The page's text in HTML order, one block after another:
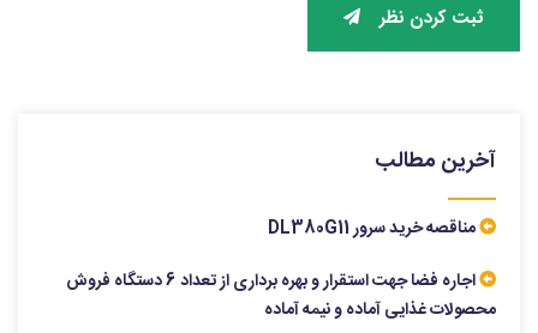
ثبت کردن نظر
آخرین مطالب
مناقصه خرید سرور DL380G11
اجاره فضا جهت استقرار و بهره برداری از تعداد 6 دستگاه فروش
محصولات غذایی آماده و نیمه آماده